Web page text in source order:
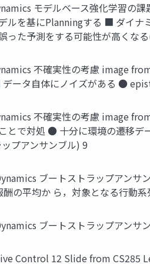
モデルベース強化学習の
ルを基にPlanningする ■ ダイナ
った予測をする可能性が高くな
不確実性の考慮 image
ータ自体にノイズがある ●
不確実性の考慮 image
とで対処 ● 十分に環境の遷移
プアンサンブル) 9
ブートストラップアン
酬の平均か ら，対象となる行動
ブートストラップアンサ
Control 12 Slide from CS285